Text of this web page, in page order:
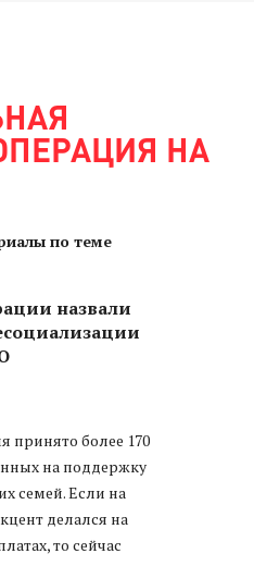
НА
по теме
назвали
принято более 170
на поддержку
семей. Если на
делался на
то сейчас